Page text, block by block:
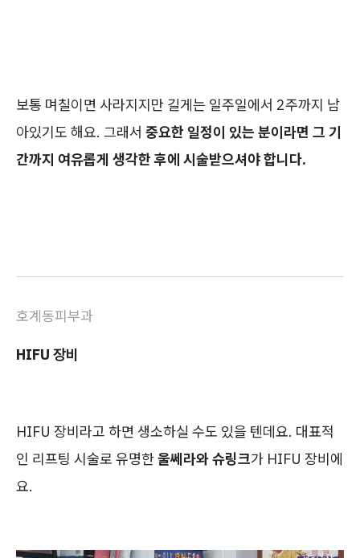
보통 며칠이면 사라지지만 길게는 일주일에서 2주까지 남
아있기도 해요. 그래서 중요한 일정이 있는 분이라면 그 기
간까지 여유롭게 생각한 후에 시술받으셔야 합니다.
호계동피부과
HIFU 장비
HIFU 장비라고 하면 생소하실 수도 있을 텐데요. 대표적
인 리프팅 시술로 유명한울쎄라와 슈링크가 HIFU 장비에
요.